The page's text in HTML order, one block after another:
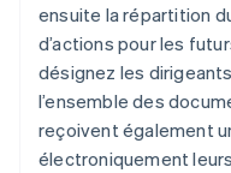
ensuite la répartition
d’actions pour les
désignez les
l’ensemble des
reçoivent également
électroniquement